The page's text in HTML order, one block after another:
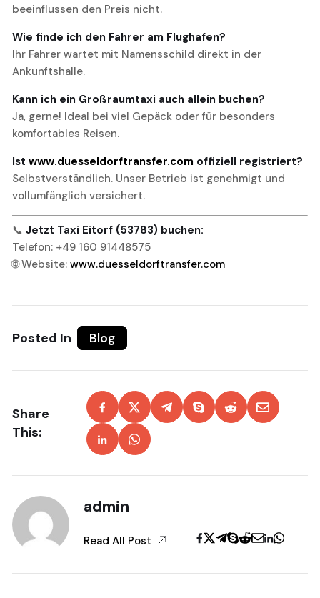
beeinflussen den Preis nicht.
Wie finde ich den Fahrer am Flughafen?
Ihr Fahrer wartet mit Namensschild direkt in der
Ankunftshalle.
Kann ich ein Großraumtaxi auch allein buchen?
Ja, gerne! Ideal bei viel Gepäck oder für besonders
komfortables Reisen.
Ist www.duesseldorftransfer.com offiziell registriert?
Selbstverständlich. Unser Betrieb ist genehmigt und
vollumfänglich versichert.
📞 Jetzt Taxi Eitorf (53783) buchen:
Telefon: +49 160 91448575
🌐 Website: www.duesseldorftransfer.com
Posted In Blog
Share
This:
admin
Read All Post